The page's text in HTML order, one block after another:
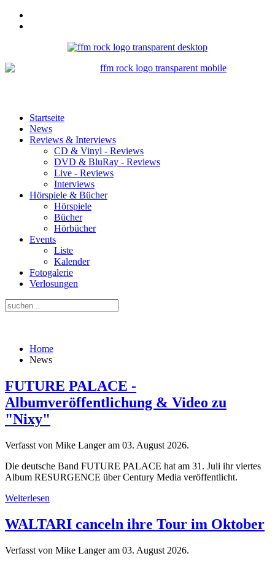
Startseite
News
Reviews & Interviews
CD & Vinyl - Reviews
DVD & BluRay - Reviews
Live - Reviews
Interviews
Hörspiele & Bücher
Hörspiele
Bücher
Hörbücher
Events
Liste
Kalender
Fotogalerie
Verlosungen
Home
News
FUTURE PALACE -
Albumveröffentlichung & Video zu
"Nixy"
Verfasst von Mike Langer am 03. August 2026.
Die deutsche Band FUTURE PALACE hat am 31. Juli ihr viertes
Album RESURGENCE über Century Media veröffentlicht.
Weiterlesen
WALTARI canceln ihre Tour im Oktober
Verfasst von Mike Langer am 03. August 2026.